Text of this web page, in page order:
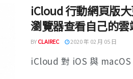
iCloud 行動網頁版
瀏覽器查看自己的
BYCLAIREC 2020 年 02 月 05 日
iCloud 對 iOS 與 macOS